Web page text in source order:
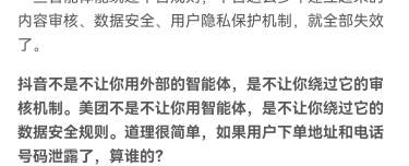
内容审核、数据安全、用户隐私保护机制，就全部失效
了。
抖音不是不让你用外部的智能体，是不让你绕过它的审
核机制。美团不是不让你用智能体，是不让你绕过它的
数据安全规则。道理很简单，如果用户下单地址和电话
号码泄露了，算谁的？